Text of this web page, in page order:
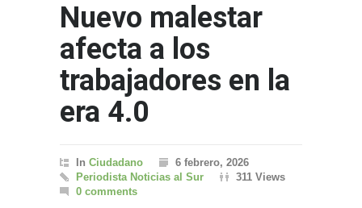
Nuevo malestar
afecta a los
trabajadores en la
era 4.0
In Ciudadano
6 febrero, 2026
Periodista Noticias al Sur
311 Views
0 comments